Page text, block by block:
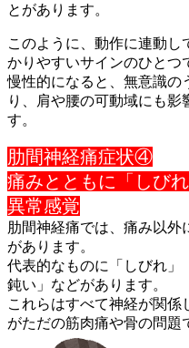
とがあります。
このように、動作に連動し
かりやすいサインのひとつ
慢性的になると、無意識の
り、肩や腰の可動域にも影
す。
肋間神経痛症状④
痛みとともに「しび
異常感覚
肋間神経痛では、痛み以外
があり ます。
代表的なものに「しびれ」
鈍い」 などがあります。
これらはすべて神経が関係
がただの筋肉痛や骨の問題